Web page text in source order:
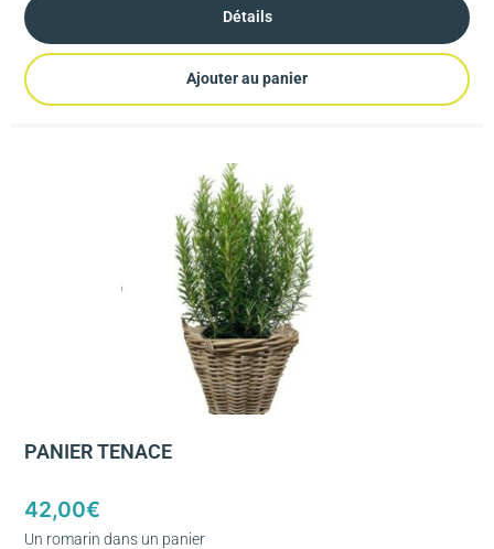
Détails
Ajouter au panier
PANIER TENACE
42,00€
Un romarin dans un panier